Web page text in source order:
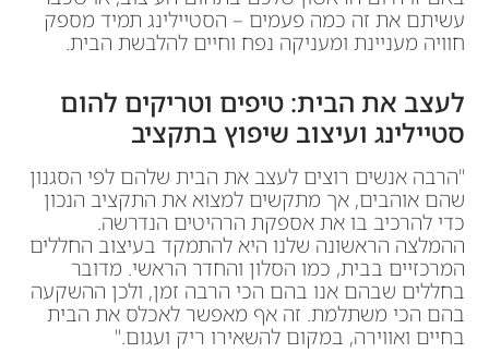
עשיתם את זה כמה פעמים – הסטיילינג תמיד מספק
חוויה מעניינת ומעניקה נפח וחיים להלבשת הבית.
לעצב את הבית: טיפים וטריקים להום
סטיילינג ועיצוב שיפוץ בתקציב
"הרבה אנשים רוצים לעצב את הבית שלהם לפי הסגנון
שהם אוהבים, אך מתקשים למצוא את התקציב הנכון
כדי להרכיב בו את אספקת הרהיטים הנדרשה.
ההמלצה הראשונה שלנו היא להתמקד בעיצוב החללים
המרכזיים בבית, כמו הסלון והחדר הראשי. מדובר
בחללים שבהם אנו בהם הכי הרבה זמן, ולכן ההשקעה
בהם הכי משתלמת. זה אף מאפשר לאכלס את הבית
בחיים ואווירה, במקום להשאירו ריק ועגום."